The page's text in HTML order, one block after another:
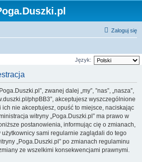
Zaloguj się
Język:
zwanej dalej „my”, ”nas”, „nasza”,
phpBB3”, akceptujesz wyszczególnione
nie akceptujesz, opuść to miejsce, naciskając
witryny „Poga.Duszki.pl” ma prawo w
postanowienia, informując cię o zmianach,
sami regularnie zaglądali do tego
„Poga.Duszki.pl” po zmianach regulaminu
ze wszelkimi konsekwencjami prawnymi.